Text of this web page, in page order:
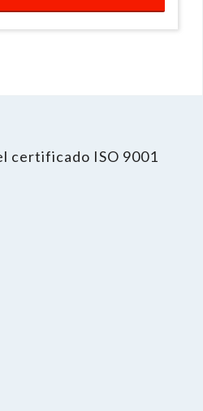
certificado ISO 9001